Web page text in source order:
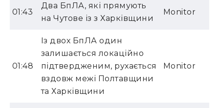
01:43
Два БпЛА, які прямують
на Чутове із з Харківщини
Monitor
01:48
Із двох БпЛА один
залишається локаційно
підтвердженим, рухається
вздовж межі Полтавщини
та Харківщини
Monitor